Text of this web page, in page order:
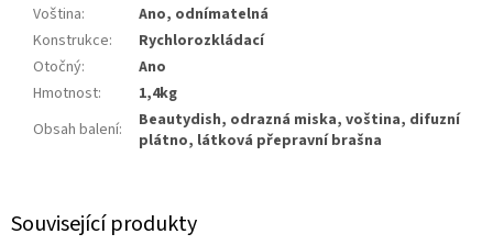
Související produkty
Voština:
Ano, odnímatelná
Konstrukce:
Rychlorozkládací
Otočný:
Ano
Hmotnost:
1,4kg
Obsah balení:
Beautydish, odrazná miska, voština, difuzní
plátno, látková přepravní brašna